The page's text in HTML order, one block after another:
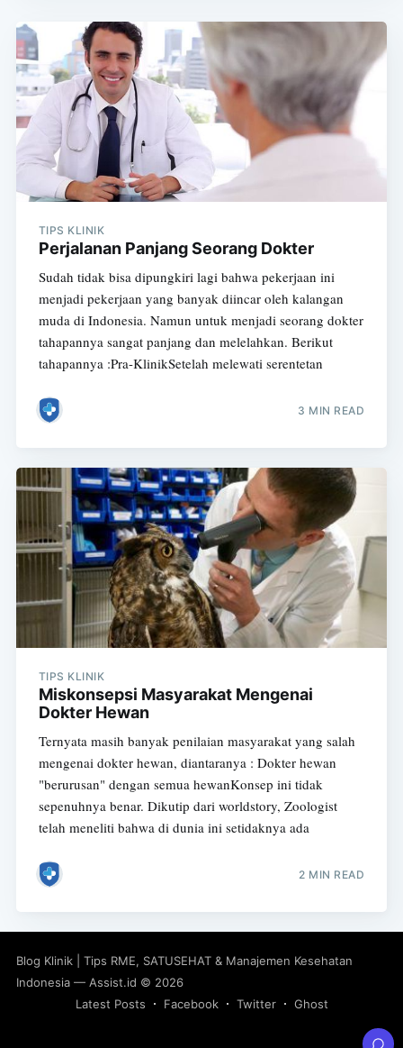
TIPS KLINIK
Perjalanan Panjang Seorang Dokter
Sudah tidak bisa dipungkiri lagi bahwa pekerjaan ini
menjadi pekerjaan yang banyak diincar oleh kalangan
muda di Indonesia. Namun untuk menjadi seorang dokter
tahapannya sangat panjang dan melelahkan. Berikut
tahapannya :Pra-KlinikSetelah melewati serentetan
3 MIN READ
TIPS KLINIK
Miskonsepsi Masyarakat Mengenai
Dokter Hewan
Ternyata masih banyak penilaian masyarakat yang salah
mengenai dokter hewan, diantaranya : Dokter hewan
"berurusan" dengan semua hewanKonsep ini tidak
sepenuhnya benar. Dikutip dari worldstory, Zoologist
telah meneliti bahwa di dunia ini setidaknya ada
2 MIN READ
Blog Klinik | Tips RME, SATUSEHAT & Manajemen Kesehatan
Indonesia — Assist.id © 2026
Latest Posts
Facebook Twitter Ghost